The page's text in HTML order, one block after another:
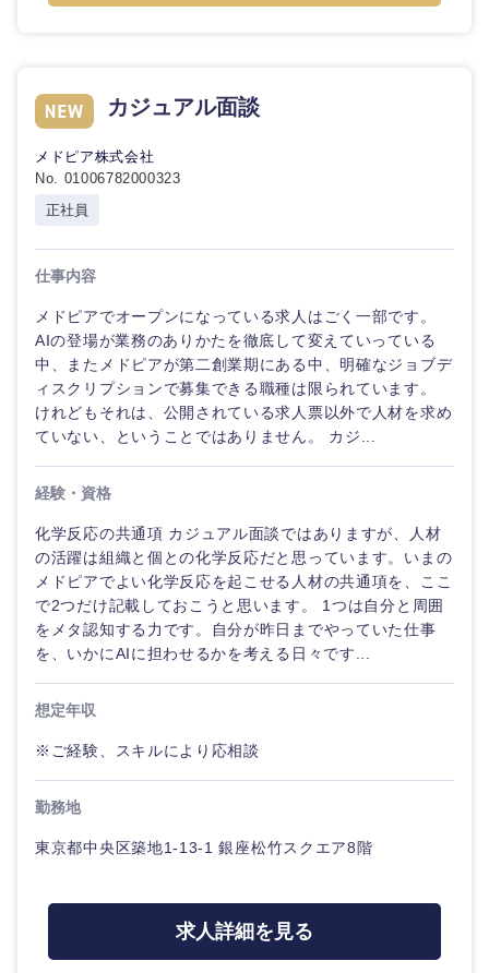
カジュアル面談
メドピア株式会社
No. 01006782000323
正社員
仕事内容
メドピアでオープンになっている求人はごく一部です。
AIの登場が業務のありかたを徹底して変えていっている
中、またメドピアが第二創業期にある中、明確なジョブデ
ィスクリプションで募集できる職種は限られています。
けれどもそれは、公開されている求人票以外で人材を求め
ていない、ということではありません。 カジ...
経験・資格
化学反応の共通項 カジュアル面談ではありますが、人材
の活躍は組織と個との化学反応だと思っています。いまの
メドピアでよい化学反応を起こせる人材の共通項を、ここ
で2つだけ記載しておこうと思います。 1つは自分と周囲
をメタ認知する力です。自分が昨日までやっていた仕事
を、いかにAIに担わせるかを考える日々です...
想定年収
※ご経験、スキルにより応相談
勤務地
東京都中央区築地1-13-1 銀座松竹スクエア8階
求人詳細を見る